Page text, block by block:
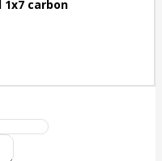
1x7 carbon